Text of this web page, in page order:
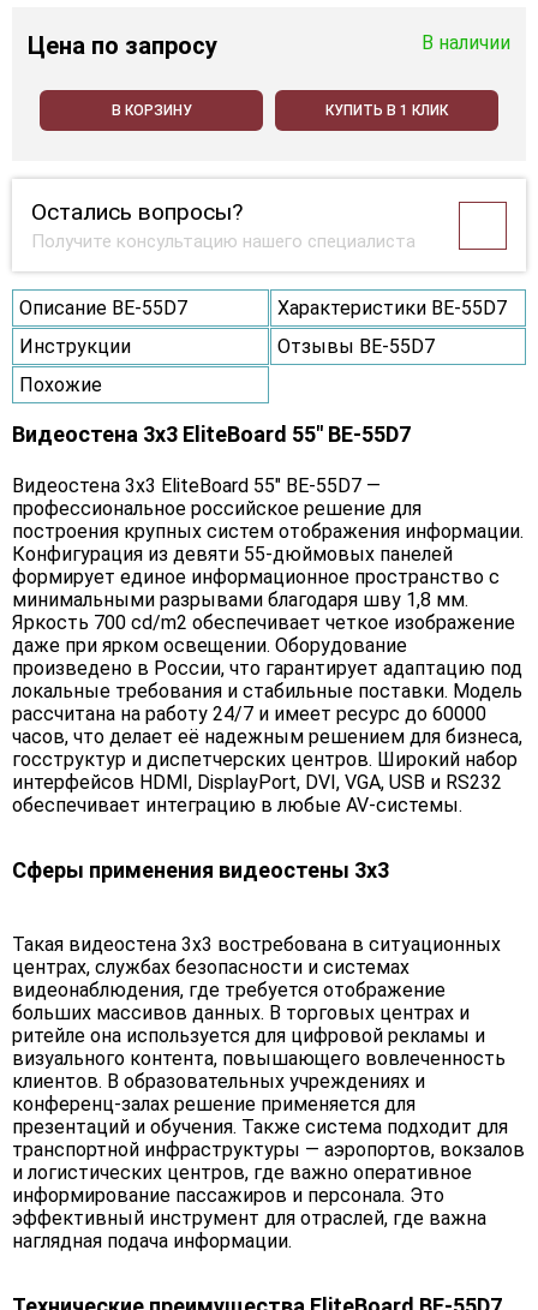
Цена по запросу В наличии
В КОРЗИНУ КУПИТЬ В 1 КЛИК
Остались вопросы?
Получите консультацию нашего специалиста
Описание BE-55D7
Характеристики BE-55D7
Инструкции
Отзывы BE-55D7
Похожие
Видеостена 3x3 EliteBoard 55" BE-55D7
Видеостена 3х3 EliteBoard 55" BE-55D7 —
профессиональное российское решение для
построения крупных систем отображения информации.
Конфигурация из девяти 55-дюймовых панелей
формирует единое информационное пространство с
минимальными разрывами благодаря шву 1,8 мм.
Яркость 700 cd/m2 обеспечивает четкое изображение
даже при ярком освещении. Оборудование
произведено в России, что гарантирует адаптацию под
локальные требования и стабильные поставки. Модель
рассчитана на работу 24/7 и имеет ресурс до 60000
часов, что делает её надежным решением для бизнеса,
госструктур и диспетчерских центров. Широкий набор
интерфейсов HDMI, DisplayPort, DVI, VGA, USB и RS232
обеспечивает интеграцию в любые AV-системы.
Сферы применения видеостены 3х3
Такая видеостена 3х3 востребована в ситуационных
центрах, службах безопасности и системах
видеонаблюдения, где требуется отображение
больших массивов данных. В торговых центрах и
ритейле она используется для цифровой рекламы и
визуального контента, повышающего вовлеченность
клиентов. В образовательных учреждениях и
конференц-залах решение применяется для
презентаций и обучения. Также система подходит для
транспортной инфраструктуры — аэропортов, вокзалов
и логистических центров, где важно оперативное
информирование пассажиров и персонала. Это
эффективный инструмент для отраслей, где важна
наглядная подача информации.